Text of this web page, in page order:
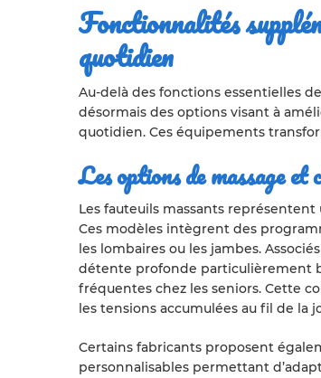
Fonctionnalités
quotidien
Au-delà des fonctions essentielles
désormais des options visant à
quotidien. Ces équipements
Les options de massage
Les fauteuils massants
Ces modèles intègrent des
les lombaires ou les jambes.
détente profonde particulièrement
fréquentes chez les seniors. Cette
les tensions accumulées au fil de la
Certains fabricants proposent
personnalisables permettant